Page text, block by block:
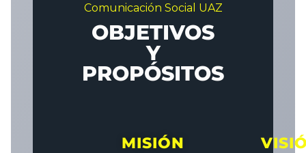
Comunicación Social UAZ
OBJETIVOS
Y
PROPÓSITOS
MISIÓN